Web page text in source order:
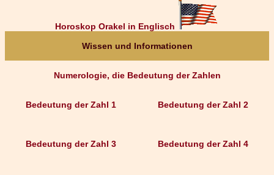
Horoskop Orakel in Englisch
Wissen und Informationen
Numerologie, die Bedeutung der Zahlen
Bedeutung der Zahl 1
Bedeutung der Zahl 3
Bedeutung der Zahl 2
Bedeutung der Zahl 4